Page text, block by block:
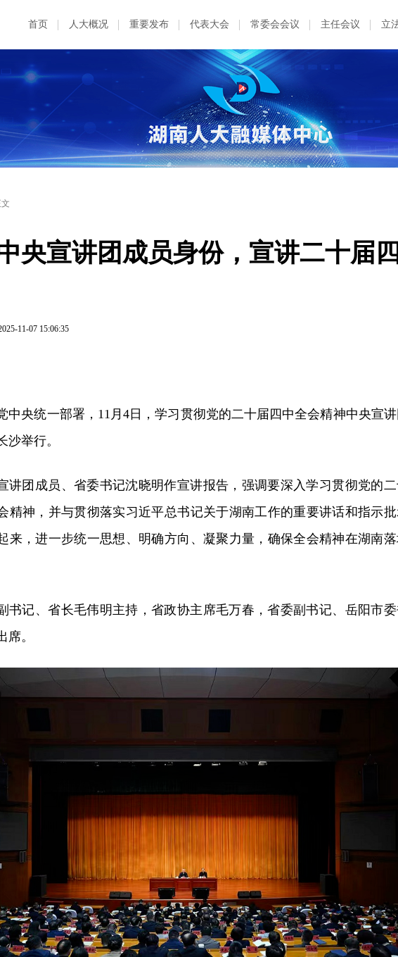
首页 人大概况 重要发布 代表大会 常委会会议 主任会议 立
央宣讲团成员身份，宣讲二十届四
11-07 15:06:35
中央统一部署，11月4日，学习贯彻党的二十届四中全会精神中央宣讲
沙举行。
讲团成员、省委书记沈晓明作宣讲报告，强调要深入学习贯彻党的
精神，并与贯彻落实习近平总书记关于湖南工作的重要讲话和指示
来，进一步统一思想、明确方向、凝聚力量，确保全会精神在湖南
书记、省长毛伟明主持，省政协主席毛万春，省委副书记、岳阳市
席。